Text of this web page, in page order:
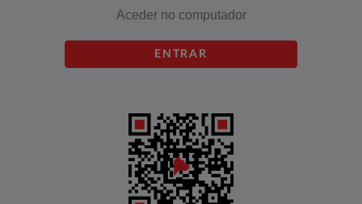
Aceder no computador
ENTRAR